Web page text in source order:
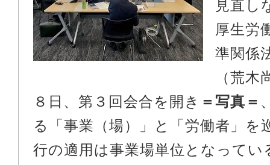
見直し
厚生労
準関係
（荒木
８日、第３回会合を開き ＝写真＝
る「事業（場）」と「労働者」を
行の適用は事業場単位となってい